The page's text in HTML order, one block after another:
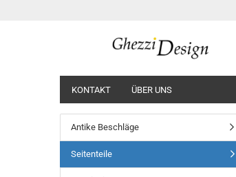
KONTAKT ÜBER UNS
Antike Beschläge
Seitenteile